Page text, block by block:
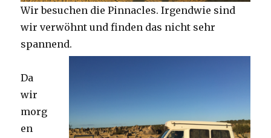
Wir besuchen die Pinnacles. Irgendwie sind
wir verwöhnt und finden das nicht sehr
spannend.
Da
wir
morg
en